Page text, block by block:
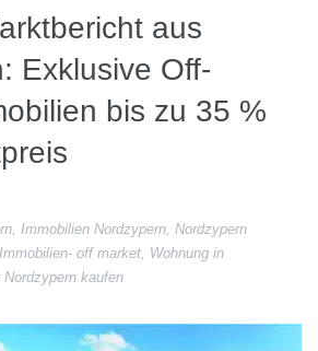
aus
Exklusive Off-
bis zu 35 %
, Immobilien Nordzypern, Nordzypern
off market, Wohnung in
Nordzypern kaufen